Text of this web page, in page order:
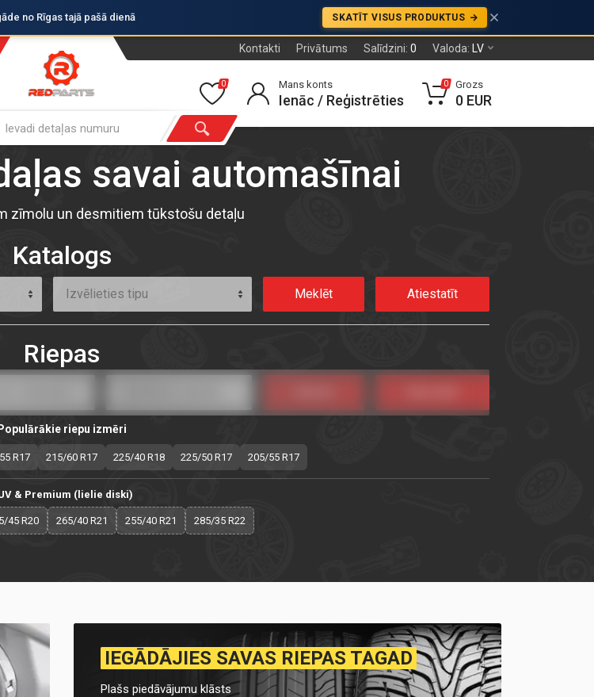
no Rīgas tajā pašā dienā SKATĪT VISUS PRODUKTUS
Kontakti Privātums Salīdzini: 0 Valoda: LV
0 Mans konts
Ienāc / Reģistrēties
0 Grozs
0 EUR
savai automašīnai
zīmolu un desmitiem tūkstošu detaļu
Katalogs
Izvēlieties tipu
Riepas
Populārākie riepu izmēri
R17 215/60 R17 225/40 R18 225/50 R17 205/55 R17
& Premium (lielie diski)
45 R20 265/40 R21 255/40 R21 285/35 R22
IEGĀDĀJIES SAVAS RIEPAS TAGAD
Plašs piedāvājumu klāsts